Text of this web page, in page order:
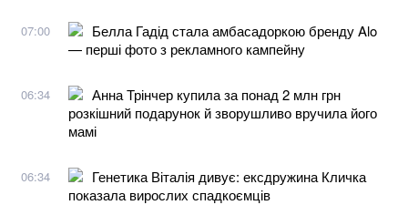
07:00
Белла Гадід стала амбасадоркою бренду Alo
— перші фото з рекламного кампейну
06:34
Анна Трінчер купила за понад 2 млн грн
розкішний подарунок й зворушливо вручила його
мамі
06:34
Генетика Віталія дивує: ексдружина Кличка
показала вирослих спадкоємців